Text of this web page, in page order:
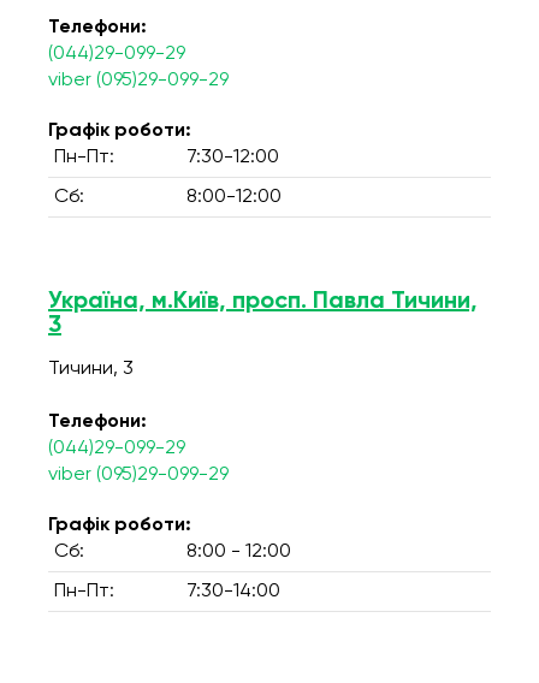
Телефони:
(044)29-099-29
viber (095)29-099-29
Графік роботи:
Пн-Пт:
7:30-12:00
Сб: 8:00-12:00
Україна, м.Київ, просп. Павла Тичини,
3
Тичини, 3
Телефони:
(044)29-099-29
viber (095)29-099-29
Графік роботи:
Сб:
8:00 - 12:00
Пн-Пт: 7:30-14:00